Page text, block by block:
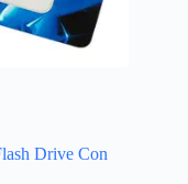
Drive Con